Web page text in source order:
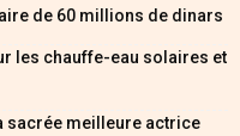
de 60 millions de dinars
les chauffe-eau solaires et
sacrée meilleure actrice